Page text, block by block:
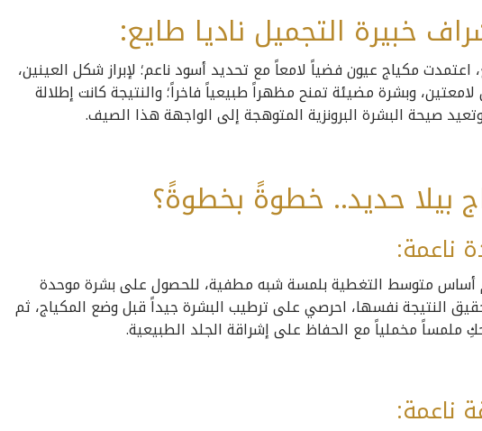
خبيرة التجميل ناديا طايع:
اعتمدت مكياج عيون فضياً لامعاً مع تحديد أسود ناعم؛ لإبراز شكل العينين،
وبشرة مضيئة تمنح مظهراً طبيعياً فاخراً؛ والنتيجة كانت إطلالة
وتعيد صيحة البشرة البرونزية المتوهجة إلى الواجهة هذا الصيف.
بيلا حديد.. خطوةً بخطوةً؟
أساس متوسط التغطية بلمسة شبه مطفية، للحصول على بشرة موحدة
النتيجة نفسها، احرصي على ترطيب البشرة جيداً قبل وضع المكياج، ثم
مخملياً مع الحفاظ على إشراقة الجلد الطبيعية.